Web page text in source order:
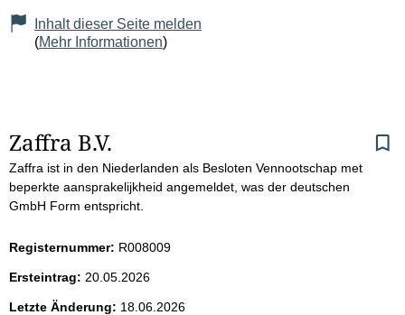
Inhalt dieser Seite melden
(Mehr Informationen)
S
e
i
t
e
Zaffra B.V.
Zaffra ist in den Niederlanden als Besloten Vennootschap met
beperkte aansprakelijkheid angemeldet, was der deutschen
GmbH Form entspricht.
Registernummer: R008009
Ersteintrag: 20.05.2026
Letzte Änderung: 18.06.2026